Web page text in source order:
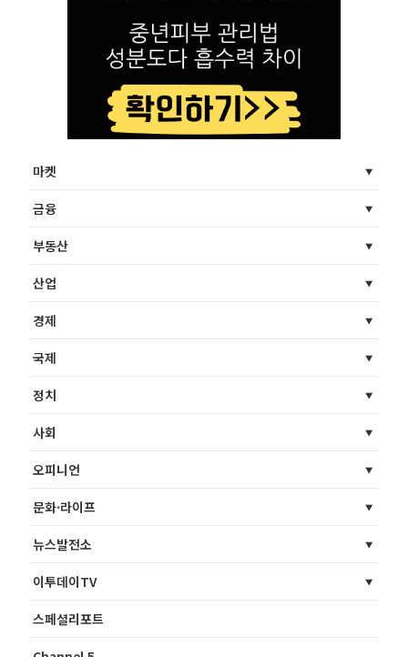
마켓
금융
부동산
산업
경제
국제
정치
사회
오피니언
문화·라이프
뉴스발전소
이투데이TV
스페셜리포트